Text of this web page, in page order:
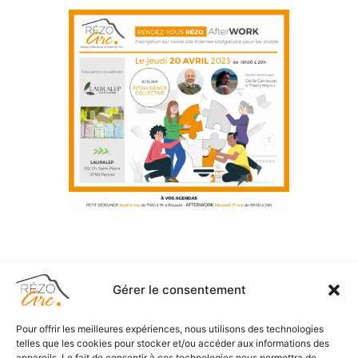
Gérer le consentement
Pour offrir les meilleures expériences, nous utilisons des technologies
telles que les cookies pour stocker et/ou accéder aux informations des
Accueil